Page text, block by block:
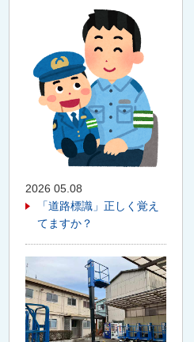
2026 05.08
「道路標識」正しく覚え
てますか？